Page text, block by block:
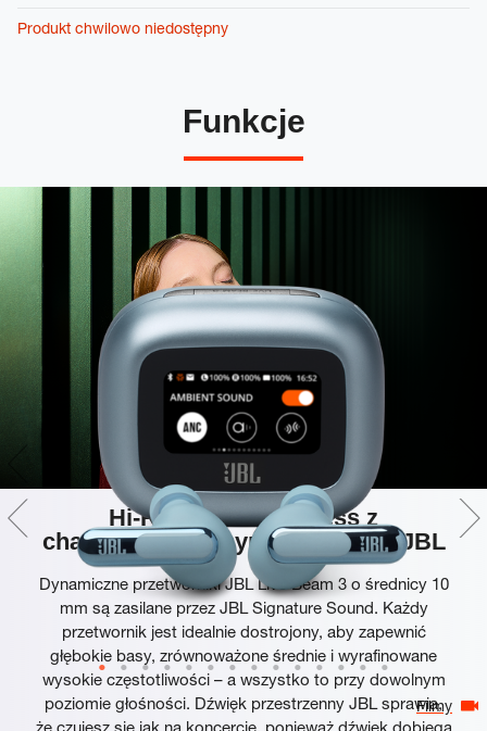
Produkt chwilowo niedostępny
Filmy
Funkcje
Hi-Res Audio Wireless z
charakterystycznym dźwiękiem JBL
Dynamiczne przetworniki JBL Live Beam 3 o średnicy 10
mm są zasilane przez JBL Signature Sound. Każdy
przetwornik jest idealnie dostrojony, aby zapewnić
głębokie basy, zrównoważone średnie i wyrafinowane
wysokie częstotliwości – a wszystko to przy dowolnym
poziomie głośności. Dźwięk przestrzenny JBL sprawia,
że czujesz się jak na koncercie, ponieważ dźwięk dobiega